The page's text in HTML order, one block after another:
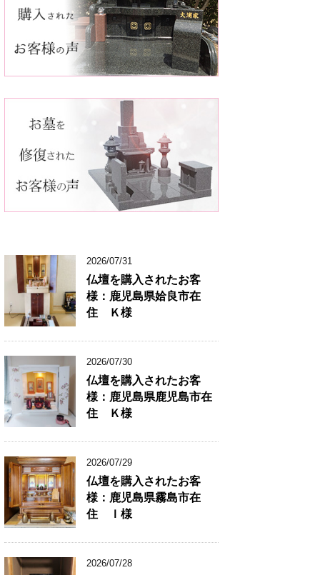
2026/07/31
仏壇を購入されたお客
様：鹿児島県姶良市在
住 Ｋ様
2026/07/30
仏壇を購入されたお客
様：鹿児島県鹿児島市在
住 Ｋ様
2026/07/29
仏壇を購入されたお客
様：鹿児島県霧島市在
住 Ｉ様
2026/07/28